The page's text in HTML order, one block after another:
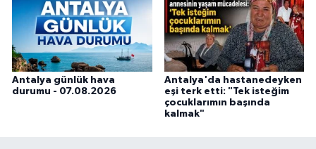
Antalya günlük hava
durumu - 07.08.2026
Antalya'da hastanedeyken
eşi terk etti: "Tek isteğim
çocuklarımın başında
kalmak"